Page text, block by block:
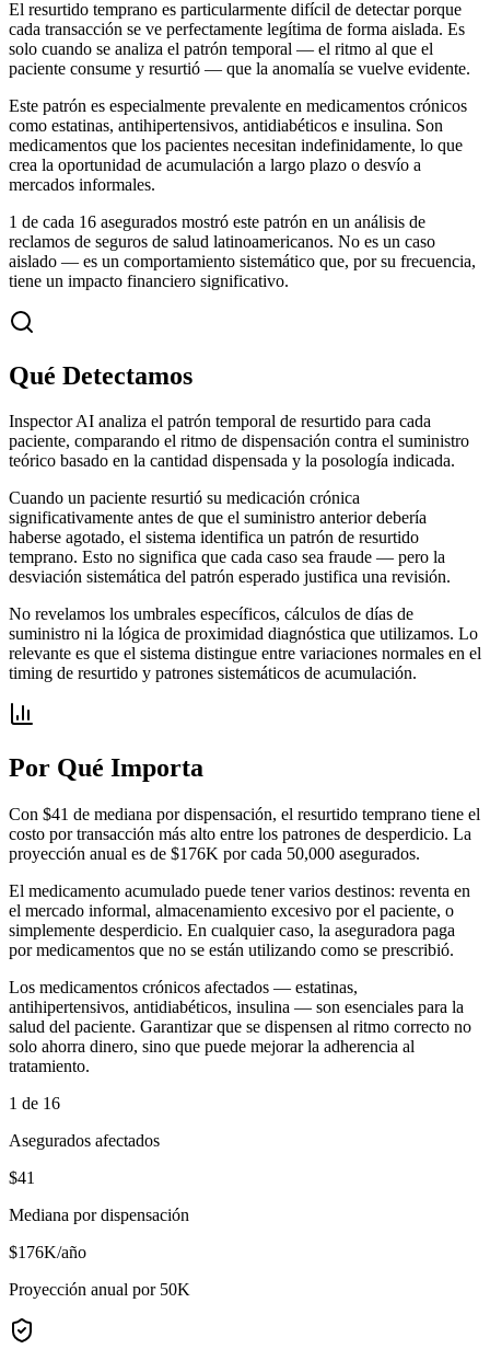
El resurtido temprano es particularmente difícil de detectar porque
cada transacción se ve perfectamente legítima de forma aislada. Es
solo cuando se analiza el patrón temporal — el ritmo al que el
paciente consume y resurtió — que la anomalía se vuelve evidente.
Este patrón es especialmente prevalente en medicamentos crónicos
como estatinas, antihipertensivos, antidiabéticos e insulina. Son
medicamentos que los pacientes necesitan indefinidamente, lo que
crea la oportunidad de acumulación a largo plazo o desvío a
mercados informales.
1 de cada 16 asegurados mostró este patrón en un análisis de
reclamos de seguros de salud latinoamericanos. No es un caso
aislado — es un comportamiento sistemático que, por su frecuencia,
tiene un impacto financiero significativo.
Qué Detectamos
Inspector AI analiza el patrón temporal de resurtido para cada
paciente, comparando el ritmo de dispensación contra el suministro
teórico basado en la cantidad dispensada y la posología indicada.
Cuando un paciente resurtió su medicación crónica
significativamente antes de que el suministro anterior debería
haberse agotado, el sistema identifica un patrón de resurtido
temprano. Esto no significa que cada caso sea fraude — pero la
desviación sistemática del patrón esperado justifica una revisión.
No revelamos los umbrales específicos, cálculos de días de
suministro ni la lógica de proximidad diagnóstica que utilizamos. Lo
relevante es que el sistema distingue entre variaciones normales en el
timing de resurtido y patrones sistemáticos de acumulación.
Por Qué Importa
Con $41 de mediana por dispensación, el resurtido temprano tiene el
costo por transacción más alto entre los patrones de desperdicio. La
proyección anual es de $176K por cada 50,000 asegurados.
El medicamento acumulado puede tener varios destinos: reventa en
el mercado informal, almacenamiento excesivo por el paciente, o
simplemente desperdicio. En cualquier caso, la aseguradora paga
por medicamentos que no se están utilizando como se prescribió.
Los medicamentos crónicos afectados — estatinas,
antihipertensivos, antidiabéticos, insulina — son esenciales para la
salud del paciente. Garantizar que se dispensen al ritmo correcto no
solo ahorra dinero, sino que puede mejorar la adherencia al
tratamiento.
1 de 16
Asegurados afectados
$41
Mediana por dispensación
$176K/año
Proyección anual por 50K